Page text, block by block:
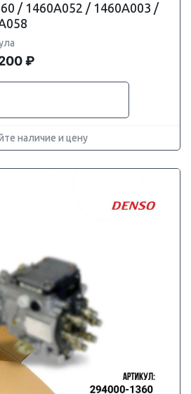
/ 1460A052 / 1460A003 /
₽
наличие и цену